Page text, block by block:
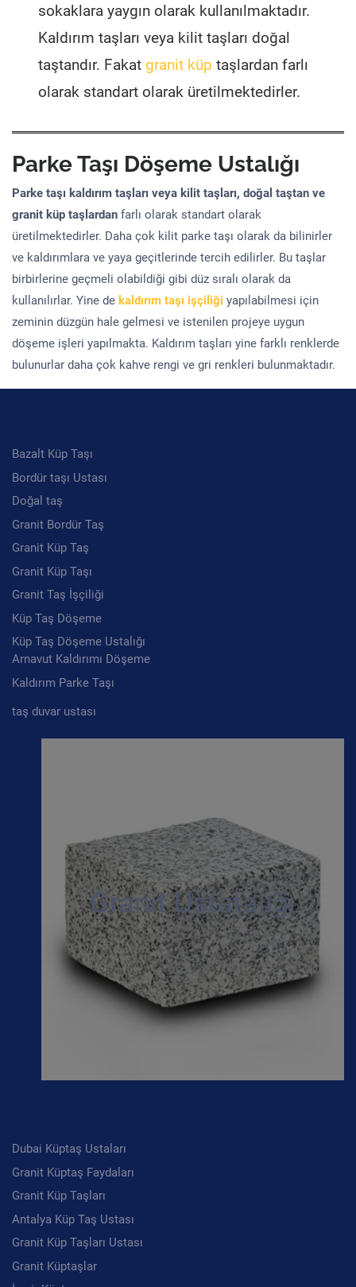
sokaklara yaygın olarak kullanılmaktadır.
Kaldırım taşları veya kilit taşları doğal
taştandır. Fakat granit küp taşlardan farlı
olarak standart olarak üretilmektedirler.
Parke Taşı Döşeme Ustalığı
Parke taşı kaldırım taşları veya kilit taşları, doğal taştan ve
granit küp taşlardan farlı olarak standart olarak
üretilmektedirler. Daha çok kilit parke taşı olarak da bilinirler
ve kaldırımlara ve yaya geçitlerinde tercih edilirler. Bu taşlar
birbirlerine geçmeli olabildiği gibi düz sıralı olarak da
kullanılırlar. Yine de kaldırım taşı işçiliği yapılabilmesi için
zeminin düzgün hale gelmesi ve istenilen projeye uygun
döşeme işleri yapılmakta. Kaldırım taşları yine farklı renklerde
bulunurlar daha çok kahve rengi ve gri renkleri bulunmaktadır.
Bazalt Küp Taşı
Bordür taşı Ustası
Doğal taş
Granit Bordür Taş
Granit Küp Taş
Granit Küp Taşı
Granit Taş İşçiliği
Küp Taş Döşeme
Küp Taş Döşeme Ustalığı
Arnavut Kaldırımı Döşeme
Kaldırım Parke Taşı
taş duvar ustası
Granit Ustatalığı
Dubai Küptaş Ustaları
Granit Küptaş Faydaları
Granit Küp Taşları
Antalya Küp Taş Ustası
Granit Küp Taşları Ustası
Granit Küptaşlar